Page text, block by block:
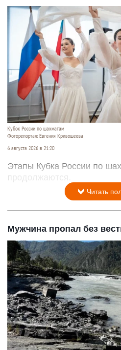
Кубок России по шахматам
Фоторепортаж Евгения Кривошеева
6 августа 2026 в 21:20
Этапы Кубка России по
продолжаются.
Читать
Мужчина пропал без